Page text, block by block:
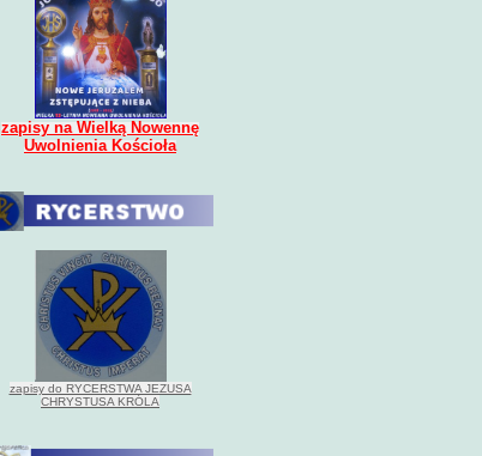
zapisy na Wielką Nowennę
Uwolnienia Kościoła
zapisy do RYCERSTWA JEZUSA
CHRYSTUSA KRÓLA